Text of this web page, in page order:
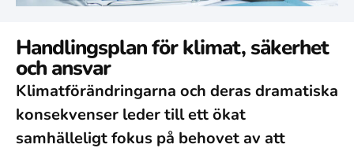
Handlingsplan för klimat, säkerhet
och ansvar
Klimatförändringarna och deras dramatiska
konsekvenser leder till ett ökat
samhälleligt fokus på behovet av att